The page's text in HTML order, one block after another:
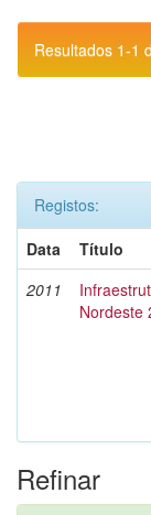
Resultados 1-1
Registos:
Data
Título
2011
Nordeste
Refinar